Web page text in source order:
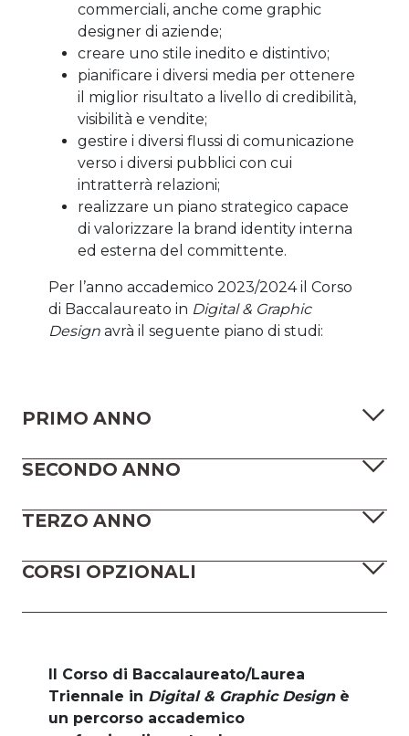
commerciali, anche come graphic
designer di aziende;
creare uno stile inedito e distintivo;
pianificare i diversi media per ottenere
il miglior risultato a livello di credibilità,
visibilità e vendite;
gestire i diversi flussi di comunicazione
verso i diversi pubblici con cui
intratterrà relazioni;
realizzare un piano strategico capace
di valorizzare la brand identity interna
ed esterna del committente.
Per l’anno accademico 2023/2024 il Corso
di Baccalaureato in Digital & Graphic
Designavrà il seguente piano di studi:
PRIMO ANNO
SECONDO ANNO
TERZO ANNO
CORSI OPZIONALI
Il Corso di Baccalaureato/Laurea
Triennale in Digital & Graphic Designè
un percorso accademico